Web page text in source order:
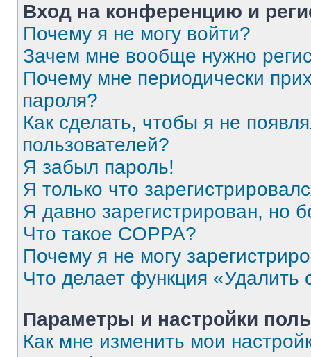
Вход на конференцию и
Почему я не могу войти?
Зачем мне вообще нужно
Почему мне периодически
пароля?
Как сделать, чтобы я не
пользователей?
Я забыл пароль!
Я только что
Я давно зарегистрирован, но
Что такое COPPA?
Почему я не могу
Что делает функция
Параметры и настройки
Как мне изменить мои